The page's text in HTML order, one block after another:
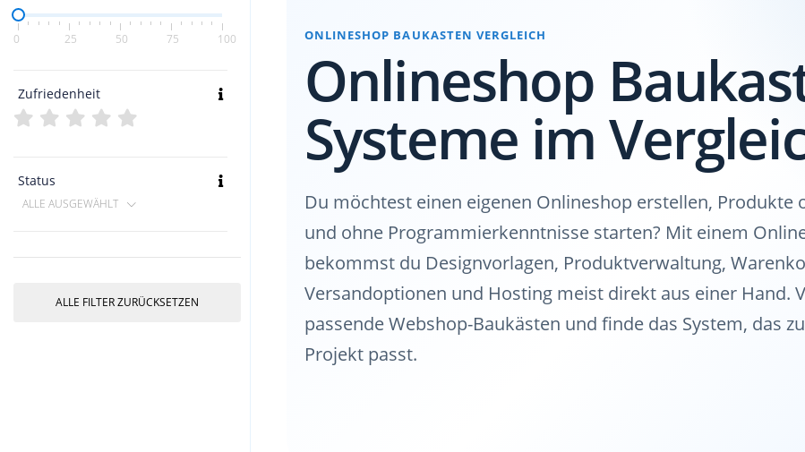
0 25 50 75 100
Zufriedenheit
Status
ALLE AUSGEWÄHLT
ALLE FILTER ZURÜCKSETZEN
ONLINESHOP BAUKASTEN VERGLEICH
Onlineshop
Systeme im
Du möchtest einen eigenen Onlineshop erstellen, Produkte
und ohne Programmierkenntnisse starten? Mit einem
bekommst du Designvorlagen, Produktverwaltung,
Versandoptionen und Hosting meist direkt aus einer Hand.
passende Webshop-Baukästen und finde das System, das
Projekt passt.